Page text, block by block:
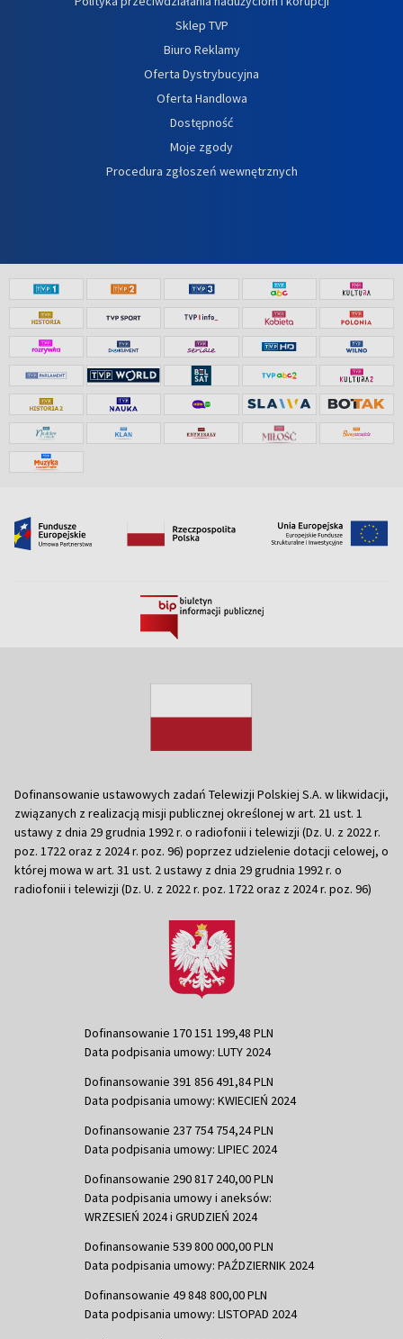
Sklep TVP
Biuro Reklamy
Oferta Dystrybucyjna
Oferta Handlowa
Dostępność
Moje zgody
Procedura zgłoszeń wewnętrznych
Dofinansowanie ustawowych zadań Telewizji Polskiej S.A. w likwidacji,
związanych z realizacją misji publicznej określonej w art. 21 ust. 1
ustawy z dnia 29 grudnia 1992 r. o radiofonii i telewizji (Dz. U. z 2022 r.
poz. 1722 oraz z 2024 r. poz. 96) poprzez udzielenie dotacji celowej, o
której mowa w art. 31 ust. 2 ustawy z dnia 29 grudnia 1992 r. o
radiofonii i telewizji (Dz. U. z 2022 r. poz. 1722 oraz z 2024 r. poz. 96)
Dofinansowanie 170 151 199,48 PLN
Data podpisania umowy: LUTY 2024
Dofinansowanie 391 856 491,84 PLN
Data podpisania umowy: KWIECIEŃ 2024
Dofinansowanie 237 754 754,24 PLN
Data podpisania umowy: LIPIEC 2024
Dofinansowanie 290 817 240,00 PLN
Data podpisania umowy i aneksów:
WRZESIEŃ 2024 i GRUDZIEŃ 2024
Dofinansowanie 539 800 000,00 PLN
Data podpisania umowy: PAŹDZIERNIK 2024
Dofinansowanie 49 848 800,00 PLN
Data podpisania umowy: LISTOPAD 2024